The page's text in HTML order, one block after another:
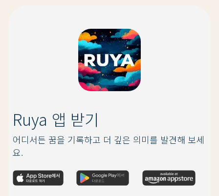
Ruya 앱 받기
어디서든 꿈을 기록하고 더 깊은 의미를 발견해 보세
요.